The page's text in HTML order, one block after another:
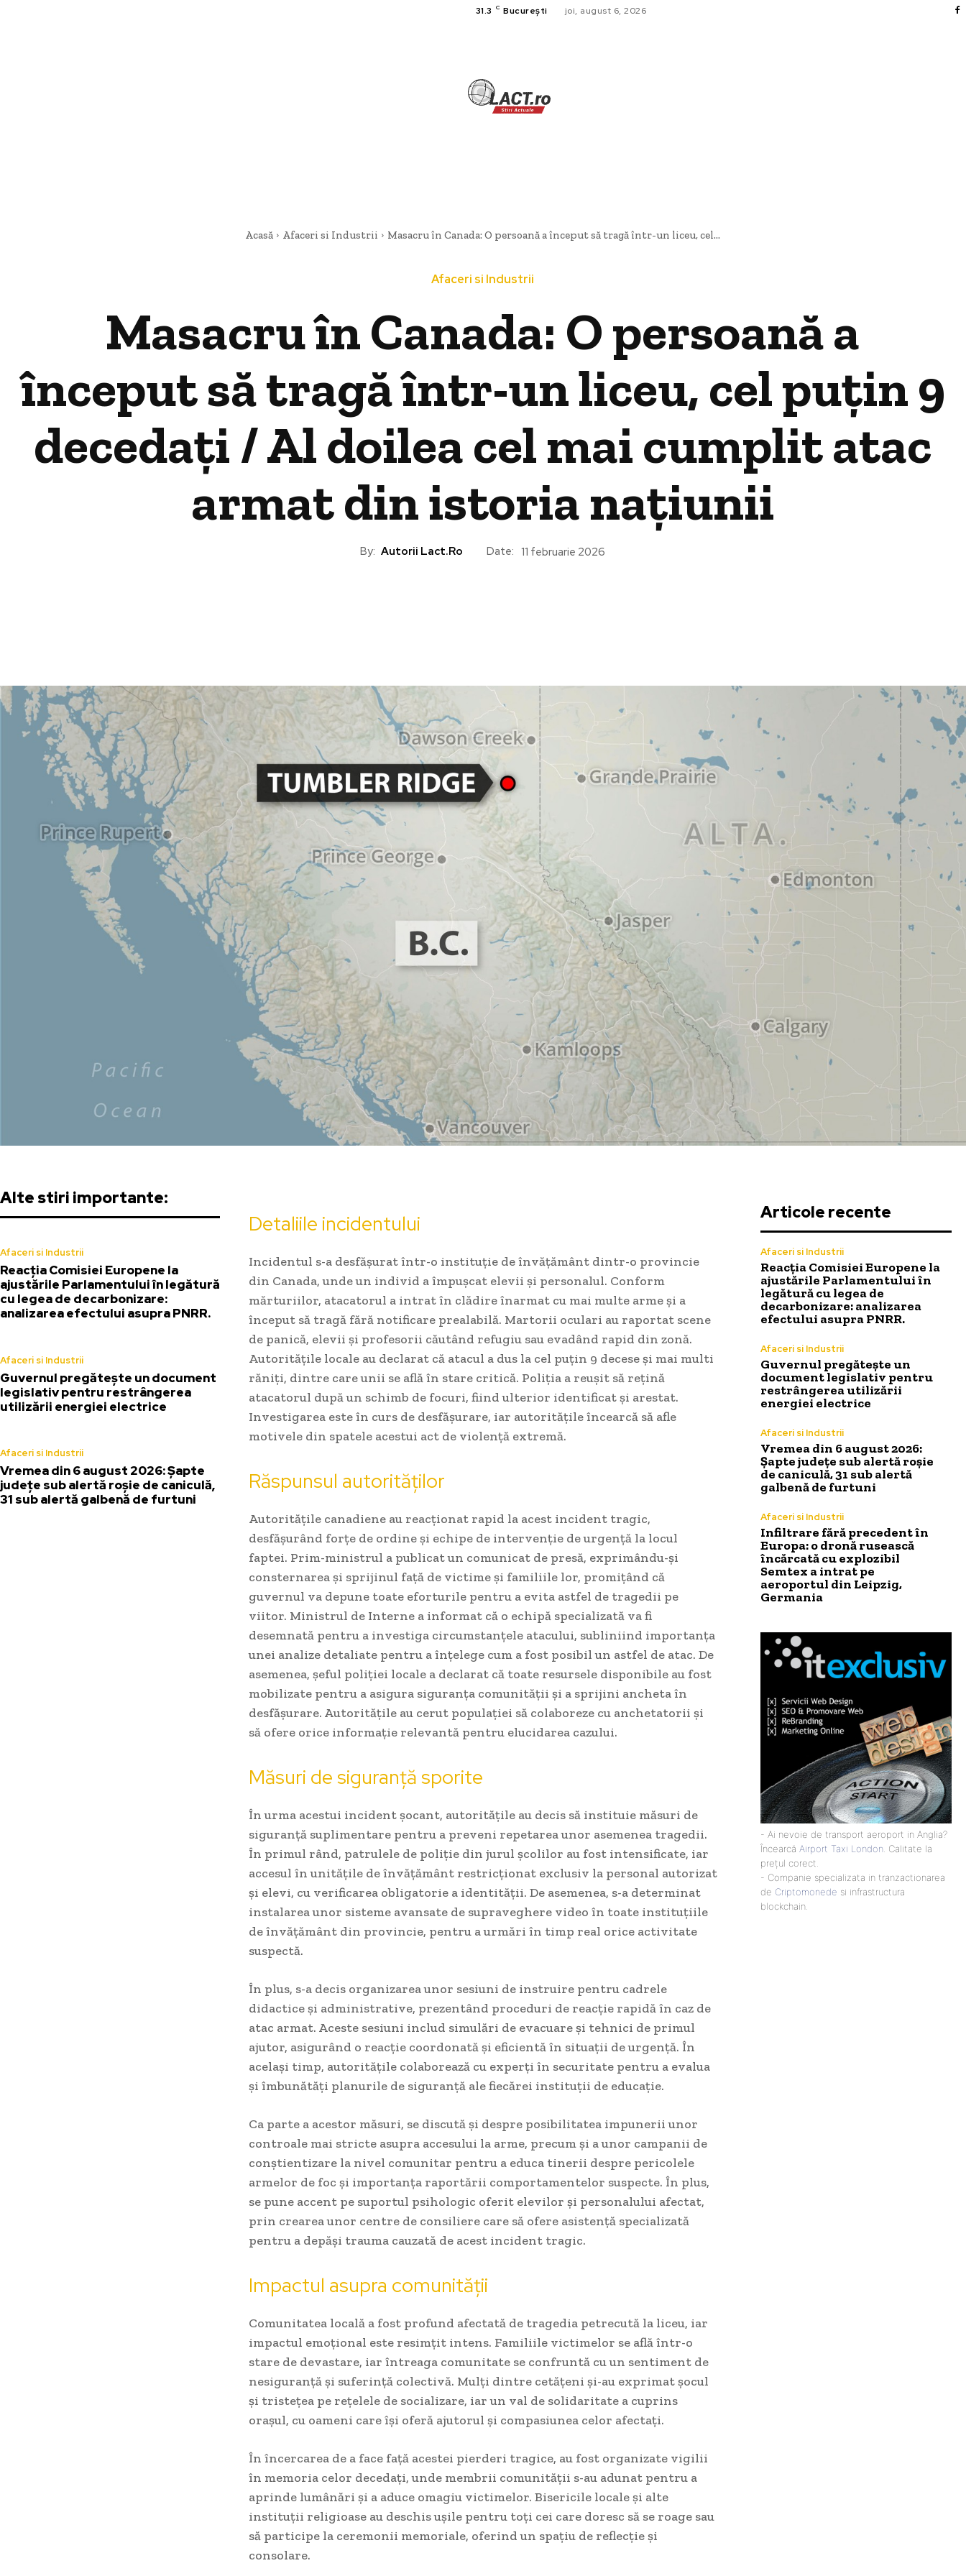
31.3 C București joi, august 6, 2026
Acasă Afaceri si Industrii Masacru în Canada: O persoană a început să tragă într-un liceu, cel...
Afaceri si Industrii
Masacru în Canada: O persoană a
început să tragă într-un liceu, cel puțin 9
decedați / Al doilea cel mai cumplit atac
armat din istoria națiunii
By: Autorii Lact.ro Date: 11 februarie 2026
Alte stiri importante:
Afaceri si Industrii
Reacția Comisiei Europene la
ajustările Parlamentului în legătură
cu legea de decarbonizare:
analizarea efectului asupra PNRR.
Afaceri si Industrii
Guvernul pregătește un document
legislativ pentru restrângerea
utilizării energiei electrice
Afaceri si Industrii
Vremea din 6 august 2026: Șapte
județe sub alertă roșie de caniculă,
31 sub alertă galbenă de furtuni
Detaliile incidentului
Incidentul s-a desfășurat într-o instituție de învățământ dintr-o provincie
din Canada, unde un individ a împușcat elevii și personalul. Conform
mărturiilor, atacatorul a intrat în clădire înarmat cu mai multe arme și a
început să tragă fără notificare prealabilă. Martorii oculari au raportat scene
de panică, elevii și profesorii căutând refugiu sau evadând rapid din zonă.
Autoritățile locale au declarat că atacul a dus la cel puțin 9 decese și mai multi
răniți, dintre care unii se află în stare critică. Poliția a reușit să rețină
atacatorul după un schimb de focuri, fiind ulterior identificat și arestat.
Investigarea este în curs de desfășurare, iar autoritățile încearcă să afle
motivele din spatele acestui act de violență extremă.
Răspunsul autorităților
Autoritățile canadiene au reacționat rapid la acest incident tragic,
desfășurând forțe de ordine și echipe de intervenție de urgență la locul
faptei. Prim-ministrul a publicat un comunicat de presă, exprimându-și
consternarea și sprijinul față de victime și familiile lor, promițând că
guvernul va depune toate eforturile pentru a evita astfel de tragedii pe
viitor. Ministrul de Interne a informat că o echipă specializată va fi
desemnată pentru a investiga circumstanțele atacului, subliniind importanța
unei analize detaliate pentru a înțelege cum a fost posibil un astfel de atac. De
asemenea, șeful poliției locale a declarat că toate resursele disponibile au fost
mobilizate pentru a asigura siguranța comunității și a sprijini ancheta în
desfășurare. Autoritățile au cerut populației să colaboreze cu anchetatorii și
să ofere orice informație relevantă pentru elucidarea cazului.
Măsuri de siguranță sporite
În urma acestui incident șocant, autoritățile au decis să instituie măsuri de
siguranță suplimentare pentru a preveni repetarea unor asemenea tragedii.
În primul rând, patrulele de poliție din jurul școlilor au fost intensificate, iar
accesul în unitățile de învățământ restricționat exclusiv la personal autorizat
și elevi, cu verificarea obligatorie a identității. De asemenea, s-a determinat
instalarea unor sisteme avansate de supraveghere video în toate instituțiile
de învățământ din provincie, pentru a urmări în timp real orice activitate
suspectă.
În plus, s-a decis organizarea unor sesiuni de instruire pentru cadrele
didactice și administrative, prezentând proceduri de reacție rapidă în caz de
atac armat. Aceste sesiuni includ simulări de evacuare și tehnici de primul
ajutor, asigurând o reacție coordonată și eficientă în situații de urgență. În
același timp, autoritățile colaborează cu experți în securitate pentru a evalua
și îmbunătăți planurile de siguranță ale fiecărei instituții de educație.
Ca parte a acestor măsuri, se discută și despre posibilitatea impunerii unor
controale mai stricte asupra accesului la arme, precum și a unor campanii de
conștientizare la nivel comunitar pentru a educa tinerii despre pericolele
armelor de foc și importanța raportării comportamentelor suspecte. În plus,
se pune accent pe suportul psihologic oferit elevilor și personalului afectat,
prin crearea unor centre de consiliere care să ofere asistență specializată
pentru a depăși trauma cauzată de acest incident tragic.
Impactul asupra comunității
Comunitatea locală a fost profund afectată de tragedia petrecută la liceu, iar
impactul emoțional este resimțit intens. Familiile victimelor se află într-o
stare de devastare, iar întreaga comunitate se confruntă cu un sentiment de
nesiguranță și suferință colectivă. Mulți dintre cetățeni și-au exprimat șocul
și tristețea pe rețelele de socializare, iar un val de solidaritate a cuprins
orașul, cu oameni care își oferă ajutorul și compasiunea celor afectați.
În încercarea de a face față acestei pierderi tragice, au fost organizate vigilii
în memoria celor decedați, unde membrii comunității s-au adunat pentru a
aprinde lumânări și a aduce omagiu victimelor. Bisericile locale și alte
instituții religioase au deschis ușile pentru toți cei care doresc să se roage sau
să participe la ceremonii memoriale, oferind un spațiu de reflecție și
consolare.
Articole recente
Afaceri si Industrii
Reacția Comisiei Europene la
ajustările Parlamentului în
legătură cu legea de
decarbonizare: analizarea
efectului asupra PNRR.
Afaceri si Industrii
Guvernul pregătește un
document legislativ pentru
restrângerea utilizării
energiei electrice
Afaceri si Industrii
Vremea din 6 august 2026:
Șapte județe sub alertă roșie
de caniculă, 31 sub alertă
galbenă de furtuni
Afaceri si Industrii
Infiltrare fără precedent în
Europa: o dronă rusească
încărcată cu explozibil
Semtex a intrat pe
aeroportul din Leipzig,
Germania
- Ai nevoie de transport aeroport in Anglia?
Încearcă Airport Taxi London . Calitate la
prețul corect.
- Companie specializata in tranzactionarea
de Criptomonede si infrastructura
blockchain.